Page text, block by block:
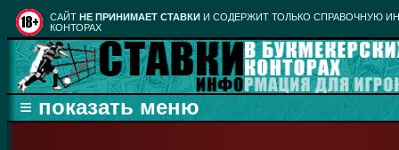
CАЙТ НЕ ПРИНИМАЕТ СТАВКИ И СОДЕРЖИТ ТОЛЬКО СПРАВОЧНУЮ
КОНТОРАХ